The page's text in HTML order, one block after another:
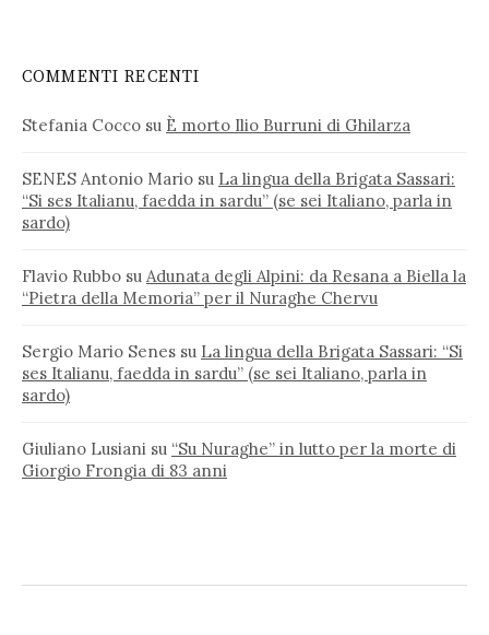
COMMENTI RECENTI
Stefania Cocco su È morto Ilio Burruni di Ghilarza
SENES Antonio Mario su La lingua della Brigata Sassari:
“Si ses Italianu, faedda in sardu” (se sei Italiano, parla in
sardo)
Flavio Rubbo su Adunata degli Alpini: da Resana a Biella la
“Pietra della Memoria” per il Nuraghe Chervu
Sergio Mario Senes su La lingua della Brigata Sassari: “Si
ses Italianu, faedda in sardu” (se sei Italiano, parla in
sardo)
Giuliano Lusiani su “Su Nuraghe” in lutto per la morte di
Giorgio Frongia di 83 anni